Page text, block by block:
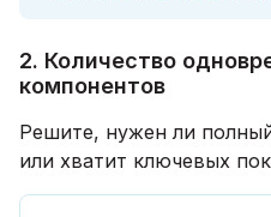
2. Количество
компонентов
Решите, нужен ли
или хватит ключевых